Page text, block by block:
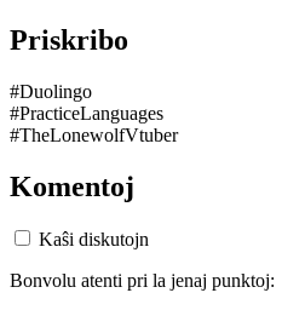
Priskribo
#Duolingo
#PracticeLanguages
#TheLonewolfVtuber
Komentoj
Kaŝi diskutojn
Bonvolu atenti pri la jenaj punktoj: